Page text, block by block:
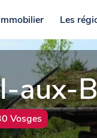
Les
aux-
Vosges